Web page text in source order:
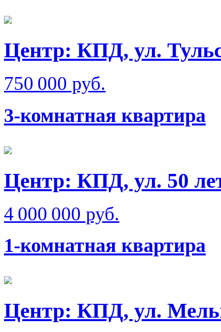
Центр: КПД, ул.
750 000 руб.
3-комнатная квартира
Центр: КПД, ул. 50
4 000 000 руб.
1-комнатная квартира
Центр: КПД, ул.